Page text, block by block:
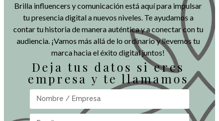
Brilla influencers y comunicación está aquí para impulsar
tu presencia digital a nuevos niveles. Te ayudamos a
contar tu historia de manera auténtica y a conectar con tu
audiencia. ¡Vamos más allá de lo ordinario y llevemos tu
marca hacia el éxito digital juntos!
Deja tus datos si eres
empresa y te llamamos